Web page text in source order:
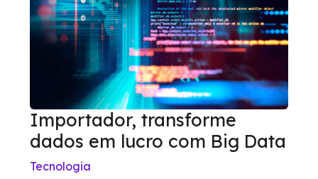
Importador, transforme
dados em lucro com Big Data
Tecnologia